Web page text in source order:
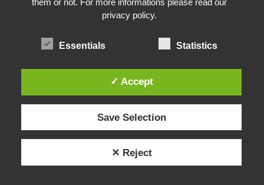
privacy policy.
Essentials Statistics
✓ Accept
Save Selection
✕ Reject